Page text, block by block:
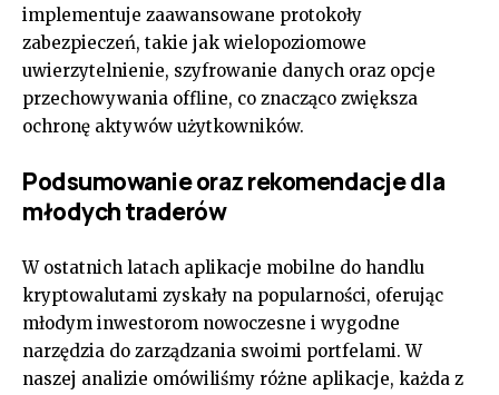
implementuje zaawansowane protokoły
zabezpieczeń, takie jak wielopoziomowe
uwierzytelnienie, szyfrowanie danych oraz opcje
przechowywania offline, co znacząco zwiększa
ochronę aktywów użytkowników.
Podsumowanie oraz rekomendacje dla
młodych traderów
W ostatnich latach aplikacje mobilne do handlu
kryptowalutami zyskały na popularności, oferując
młodym inwestorom nowoczesne i wygodne
narzędzia do zarządzania swoimi portfelami. W
naszej analizie omówiliśmy różne aplikacje, każda z